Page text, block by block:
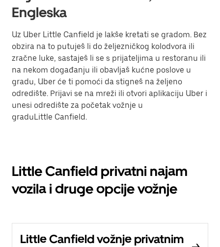
Engleska
Uz Uber Little Canfield je lakše kretati se gradom. Bez
obzira na to putuješ li do željezničkog kolodvora ili
zračne luke, sastaješ li se s prijateljima u restoranu ili
na nekom događanju ili obavljaš kućne poslove u
gradu, Uber će ti pomoći da stigneš na željeno
odredište. Prijavi se na mreži ili otvori aplikaciju Uber i
unesi odredište za početak vožnje u
graduLittle Canfield.
Little Canfield privatni najam
vozila i druge opcije vožnje
Little Canfield vožnje privatnim